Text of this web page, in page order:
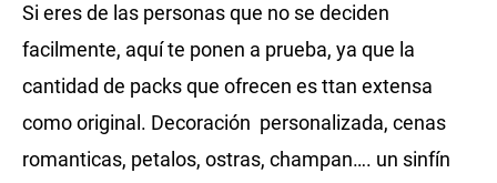
Si eres de las personas que no se deciden
facilmente, aquí te ponen a prueba, ya que la
cantidad de packs que ofrecen es ttan extensa
como original. Decoración personalizada, cenas
romanticas, petalos, ostras, champan…. un sinfín